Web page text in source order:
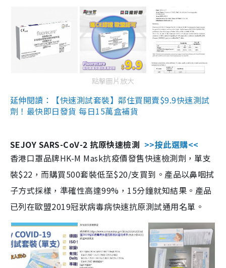
點擊圖片放大
延伸閱讀：【快速測試套裝】鄰住買開賣$9.9快速測試
劑！最快即日發貨 每日15萬盒補貨
SEJOY SARS-CoV-2 抗原快速檢測 >>按此選購<<
香港口罩品牌HK-M Mask抗疫價發售快速檢測劑，單支
裝$22，而購買500套裝低至$20/支買到。產品以鼻咽拭
子方式採樣，準確性高達99%，15分鐘就知結果。產品
已列在歐盟2019冠狀病毒病快速抗原測試通用名單。